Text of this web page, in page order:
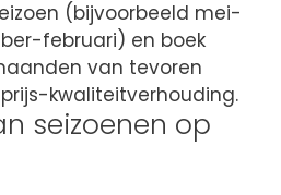
(bijvoorbeeld mei-
februari) en boek
van tevoren
kwaliteitverhouding.
seizoenen op